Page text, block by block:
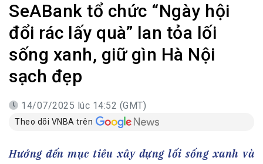
SeABank tổ chức “Ngày hội
đổi rác lấy quà” lan tỏa lối
sống xanh, giữ gìn Hà Nội
sạch đẹp
14/07/2025 lúc 14:52 (GMT)
Theo dõi VNBA trên
Hướng đến mục tiêu xây dựng lối sống xanh và